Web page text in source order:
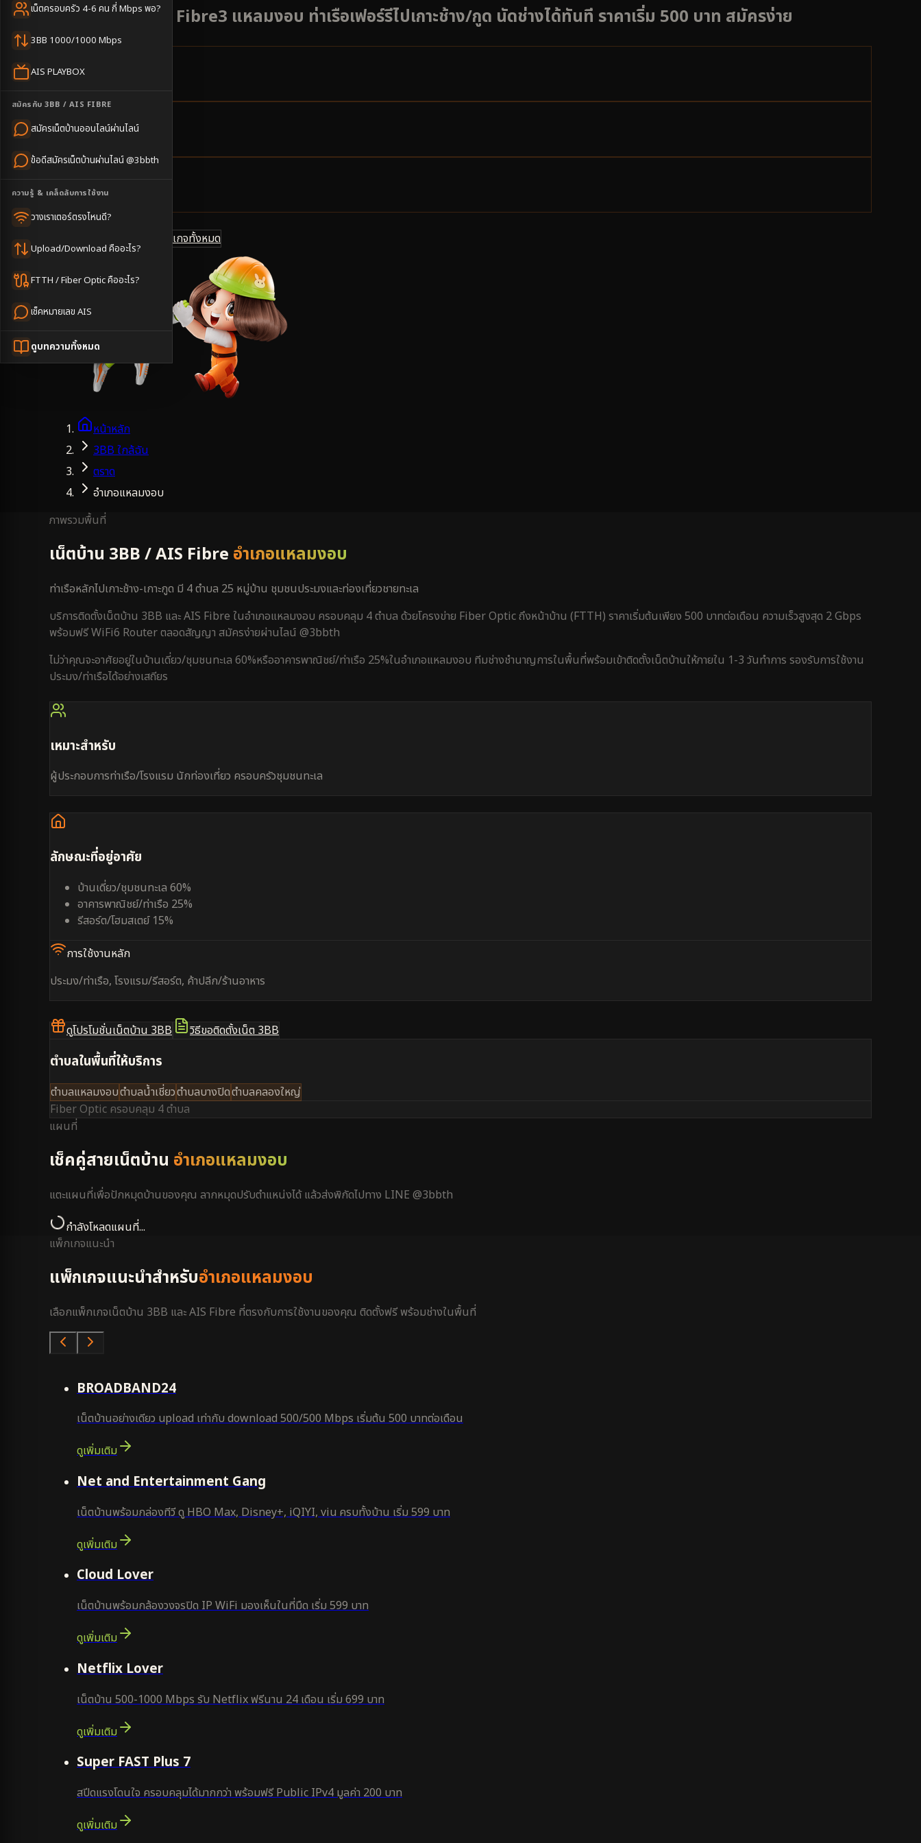
เน็ตครอบครัว 4-6 คน กี่ Mbps พอ?
3BB 1000/1000 Mbps
AIS PLAYBOX
สมัครกับ 3BB / AIS FIBRE
สมัครเน็ตบ้านออนไลน์ผ่านไลน์
ข้อดีสมัครเน็ตบ้านผ่านไลน์ @3bbth
ความรู้ & เคล็ดลับการใช้งาน
วางเราเตอร์ตรงไหนดี?
Upload/Download คืออะไร?
FTTH / Fiber Optic คืออะไร?
เช็คหมายเลข AIS
ดูบทความทั้งหมด
เน็ตบ้าน AIS 3BB Fibre3 แหลมงอบ ท่าเรือเฟอร์รีไปเกาะช้าง/กูด นัดช่างได้ทันที ราคาเริ่ม 500 บาท สมัครง่าย
4ตำบล
1-3วันทำการ
500บาท/เดือน
ดูแพ็กเกจทั้งหมด
หน้าหลัก
3BB ใกล้ฉัน
ตราด
อำเภอแหลมงอบ
ภาพรวมพื้นที่
เน็ตบ้าน 3BB / AIS Fibre อำเภอแหลมงอบ
ท่าเรือหลักไปเกาะช้าง-เกาะกูด มี 4 ตำบล 25 หมู่บ้าน ชุมชนประมงและท่องเที่ยวชายทะเล
บริการติดตั้งเน็ตบ้าน 3BB และ AIS Fibre ในอำเภอแหลมงอบ ครอบคลุม 4 ตำบล ด้วยโครงข่าย Fiber Optic ถึงหน้าบ้าน (FTTH) ราคาเริ่มต้นเพียง 500 บาทต่อเดือน ความเร็วสูงสุด 2 Gbps
พร้อมฟรี WiFi6 Router ตลอดสัญญา สมัครง่ายผ่านไลน์ @3bbth
ไม่ว่าคุณจะอาศัยอยู่ในบ้านเดี่ยว/ชุมชนทะเล 60%หรืออาคารพาณิชย์/ท่าเรือ 25%ในอำเภอแหลมงอบ ทีมช่างชำนาญการในพื้นที่พร้อมเข้าติดตั้งเน็ตบ้านให้ภายใน 1-3 วันทำการ รองรับการใช้งาน
ประมง/ท่าเรือได้อย่างเสถียร
เหมาะสำหรับ
ผู้ประกอบการท่าเรือ/โรงแรม นักท่องเที่ยว ครอบครัวชุมชนทะเล
ลักษณะที่อยู่อาศัย
บ้านเดี่ยว/ชุมชนทะเล 60%
อาคารพาณิชย์/ท่าเรือ 25%
รีสอร์ต/โฮมสเตย์ 15%
การใช้งานหลัก
ประมง/ท่าเรือ, โรงแรม/รีสอร์ต, ค้าปลีก/ร้านอาหาร
ดูโปรโมชั่นเน็ตบ้าน 3BB วิธีขอติดตั้งเน็ต 3BB
ตำบลในพื้นที่ให้บริการ
ตำบลแหลมงอบตำบลน้ำเชี่ยวตำบลบางปิดตำบลคลองใหญ่
Fiber Optic ครอบคลุม 4 ตำบล
แผนที่
เช็คคู่สายเน็ตบ้าน อำเภอแหลมงอบ
แตะแผนที่เพื่อปักหมุดบ้านของคุณ ลากหมุดปรับตำแหน่งได้ แล้วส่งพิกัดไปทาง LINE @3bbth
กำลังโหลดแผนที่...
แพ็กเกจแนะนำ
แพ็กเกจแนะนำสำหรับอำเภอแหลมงอบ
เลือกแพ็กเกจเน็ตบ้าน 3BB และ AIS Fibre ที่ตรงกับการใช้งานของคุณ ติดตั้งฟรี พร้อมช่างในพื้นที่
BROADBAND24
เน็ตบ้านอย่างเดียว upload เท่ากับ download 500/500 Mbps เริ่มต้น 500 บาทต่อเดือน
ดูเพิ่มเติม
Net and Entertainment Gang
เน็ตบ้านพร้อมกล่องทีวี ดู HBO Max, Disney+, iQIYI, viu ครบทั้งบ้าน เริ่ม 599 บาท
ดูเพิ่มเติม
Cloud Lover
เน็ตบ้านพร้อมกล้องวงจรปิด IP WiFi มองเห็นในที่มืด เริ่ม 599 บาท
ดูเพิ่มเติม
Netflix Lover
เน็ตบ้าน 500-1000 Mbps รับ Netflix ฟรีนาน 24 เดือน เริ่ม 699 บาท
ดูเพิ่มเติม
Super FAST Plus 7
สปีดแรงโดนใจ ครอบคลุมได้มากกว่า พร้อมฟรี Public IPv4 มูลค่า 200 บาท
ดูเพิ่มเติม